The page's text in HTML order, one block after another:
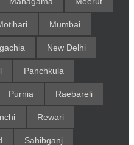
Mumbai
New Delhi
Panchkula
Purnia Raebareli
Rewari
Sahibganj